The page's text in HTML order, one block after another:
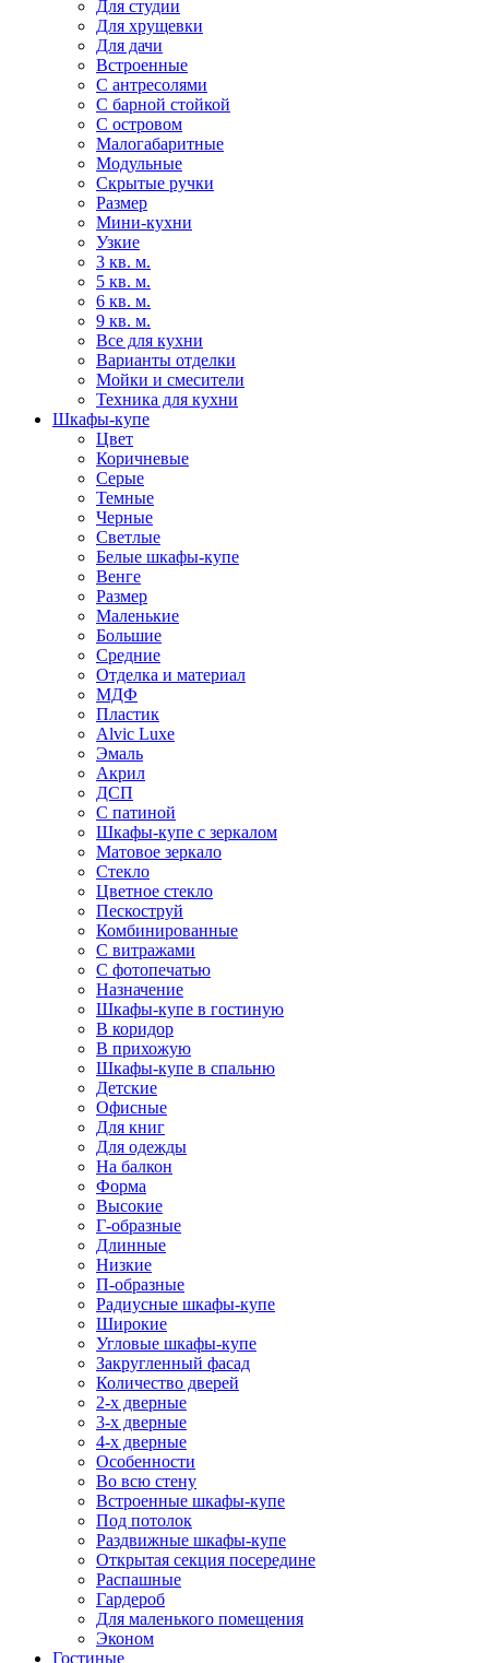
Для студии
Для хрущевки
Для дачи
Встроенные
С антресолями
С барной стойкой
С островом
Малогабаритные
Модульные
Скрытые ручки
Размер
Мини-кухни
Узкие
3 кв. м.
5 кв. м.
6 кв. м.
9 кв. м.
Все для кухни
Варианты отделки
Мойки и смесители
Техника для кухни
Шкафы-купе
Цвет
Коричневые
Серые
Темные
Черные
Светлые
Белые шкафы-купе
Венге
Размер
Маленькие
Большие
Средние
Отделка и материал
МДФ
Пластик
Alvic Luxe
Эмаль
Акрил
ДСП
С патиной
Шкафы-купе с зеркалом
Матовое зеркало
Стекло
Цветное стекло
Пескоструй
Комбинированные
С витражами
С фотопечатью
Назначение
Шкафы-купе в гостиную
В коридор
В прихожую
Шкафы-купе в спальню
Детские
Офисные
Для книг
Для одежды
На балкон
Форма
Высокие
Г-образные
Длинные
Низкие
П-образные
Радиусные шкафы-купе
Широкие
Угловые шкафы-купе
Закругленный фасад
Количество дверей
2-х дверные
3-х дверные
4-х дверные
Особенности
Во всю стену
Встроенные шкафы-купе
Под потолок
Раздвижные шкафы-купе
Открытая секция посередине
Распашные
Гардероб
Для маленького помещения
Эконом
Гостиные